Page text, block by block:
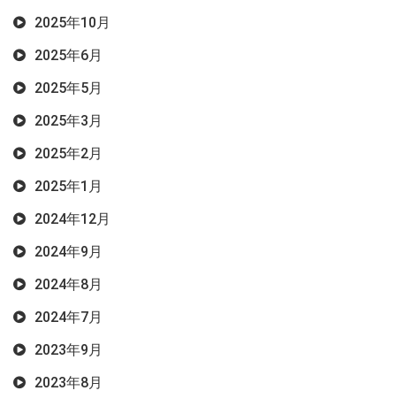
2025年10月
2025年6月
2025年5月
2025年3月
2025年2月
2025年1月
2024年12月
2024年9月
2024年8月
2024年7月
2023年9月
2023年8月